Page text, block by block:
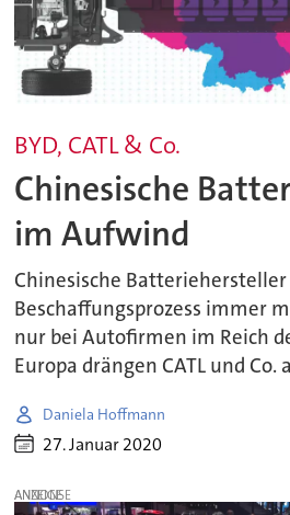
BYD, CATL & Co.
Chinesische
im Aufwind
Chinesische
Beschaffungsprozess immer
nur bei Autofirmen im Reich
Europa drängen CATL und
Daniela Hoffmann
27. Januar 2020
ANZEIGE